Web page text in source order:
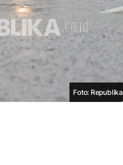
Foto: Republika